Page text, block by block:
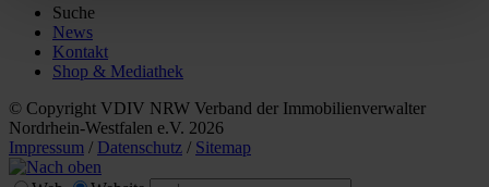
Suche
News
Kontakt
Shop & Mediathek
© Copyright VDIV NRW Verband der Immobilienverwalter
Nordrhein-Westfalen e.V. 2026
Impressum / Datenschutz / Sitemap